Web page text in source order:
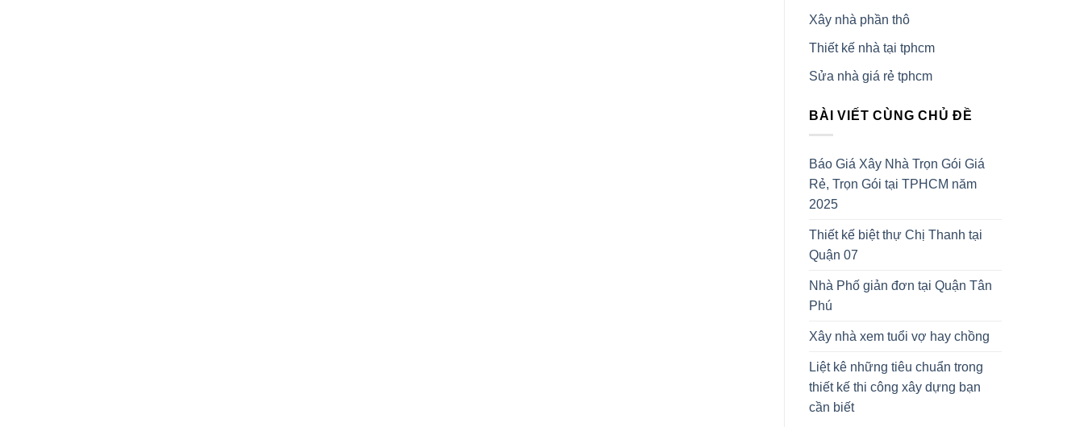
Xây nhà phần thô
Thiết kế nhà tại tphcm
Sửa nhà giá rẻ tphcm
BÀI VIẾT CÙNG CHỦ ĐỀ
Báo Giá Xây Nhà Trọn Gói Giá
Rẻ, Trọn Gói tại TPHCM năm
2025
Thiết kế biệt thự Chị Thanh tại
Quận 07
Nhà Phố giản đơn tại Quận Tân
Phú
Xây nhà xem tuổi vợ hay chồng
Liệt kê những tiêu chuẩn trong
thiết kế thi công xây dựng bạn
cần biết